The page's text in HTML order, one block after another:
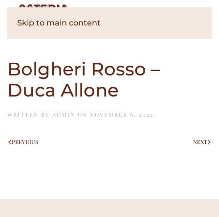
Skip to main content
Bolgheri Rosso –
Duca Allone
WRITTEN BY ADMIN ON NOVEMBER 6, 2024 .
PREVIOUS NEXT